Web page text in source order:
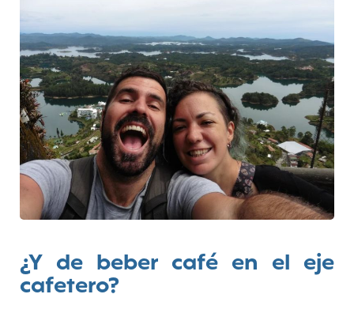
¿Y de beber café en el eje
cafetero?